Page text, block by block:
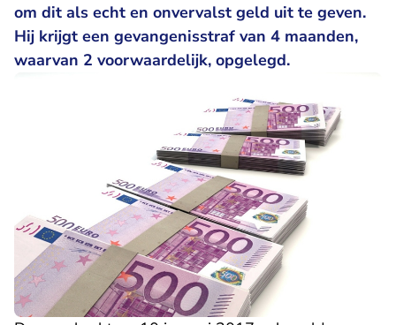
om dit als echt en onvervalst geld uit te geven.
Hij krijgt een gevangenisstraf van 4 maanden,
waarvan 2 voorwaardelijk, opgelegd.